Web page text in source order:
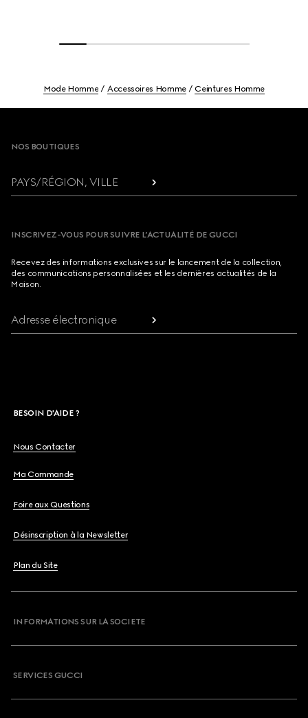
Mode Homme Accessoires Homme Ceintures Homme
NOS BOUTIQUES
PAYS/RÉGION, VILLE
INSCRIVEZ-VOUS POUR SUIVRE L’ACTUALITÉ DE GUCCI
Recevez des informations exclusives sur le lancement de la collection,
des communications personnalisées et les dernières actualités de la
Maison.
Adresse électronique
BESOIN D'AIDE ?
Nous Contacter
Ma Commande
Foire aux Questions
Désinscription à la Newsletter
Plan du Site
INFORMATIONS SUR LA SOCIETE
SERVICES GUCCI